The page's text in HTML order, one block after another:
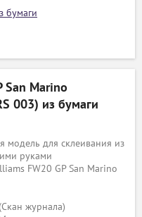
бумаги
San Marino
003) из бумаги
модель для склеивания из
руками
FW20 GP San Marino
журнала)